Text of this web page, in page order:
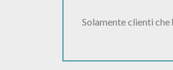
Solamente clienti